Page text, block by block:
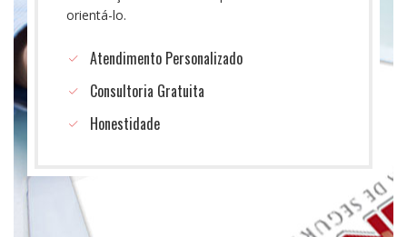
orientá-lo.
Atendimento Personalizado
Consultoria Gratuita
Honestidade
conseguem entender bem as demandas e
necessidades do cliente e oferecem soluções com
preços bem interessantes.
Atendimento excelente e sempre encontro o melhor